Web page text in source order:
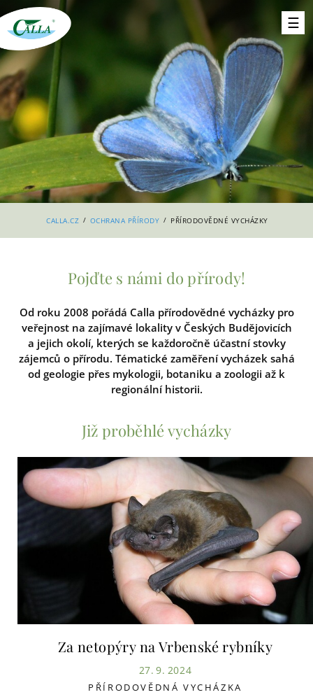
CALLA.CZ / OCHRANA PŘÍRODY / PŘÍRODOVĚDNÉ VYCHÁZKY
Pojďte s námi do přírody!
Od roku 2008 pořádá Calla přírodovědné vycházky pro
veřejnost na zajímavé lokality v Českých Budějovicích
a jejich okolí, kterých se každoročně účastní stovky
zájemců o přírodu. Tématické zaměření vycházek sahá
od geologie přes mykologii, botaniku a zoologii až k
regionální historii.
Již proběhlé vycházky
Za netopýry na Vrbenské rybníky
27. 9. 2024
PŘÍRODOVĚDNÁ VYCHÁZKA